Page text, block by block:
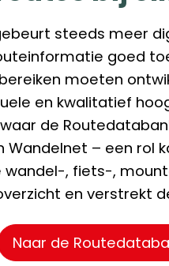
steeds meer
goed
moeten
en kwalitatief
de
Wandelnet – een rol
, fiets-,
en verstrekt
Naar de